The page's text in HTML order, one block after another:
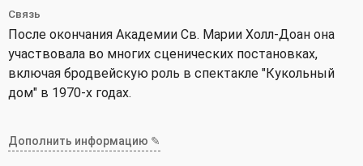
Связь
После окончания Академии Св. Марии Холл-Доан она
участвовала во многих сценических постановках,
включая бродвейскую роль в спектакле "Кукольный
дом" в 1970-х годах.
Дополнить информацию ✎